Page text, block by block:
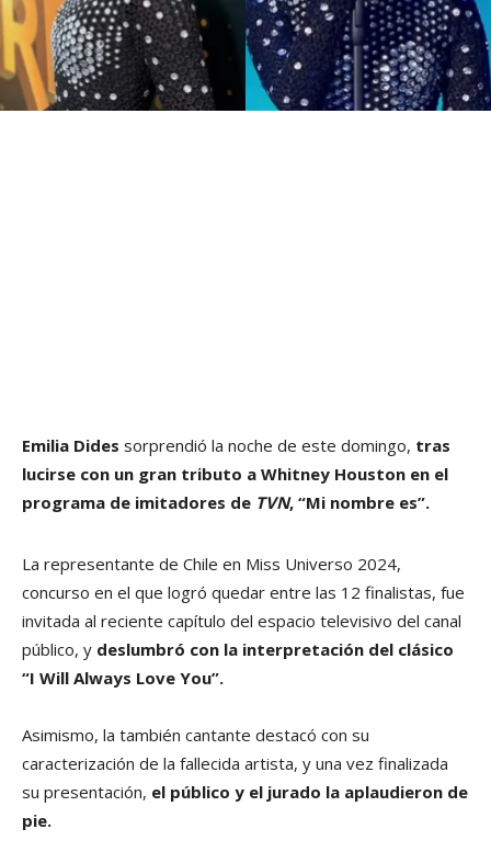
Emilia Dides sorprendió la noche de este domingo, tras
lucirse con un gran tributo a Whitney Houston en el
programa de imitadores de TVN, “Mi nombre es”.
La representante de Chile en Miss Universo 2024,
concurso en el que logró quedar entre las 12 finalistas, fue
invitada al reciente capítulo del espacio televisivo del canal
público, y deslumbró con la interpretación del clásico
“I Will Always Love You”.
Asimismo, la también cantante destacó con su
caracterización de la fallecida artista, y una vez finalizada
su presentación, el público y el jurado la aplaudieron de
pie.